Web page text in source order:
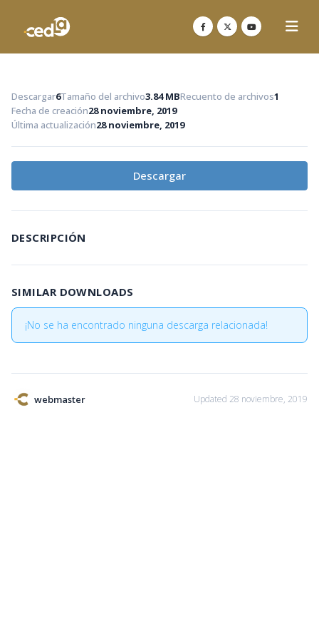
Descargar6Tamaño del archivo3.84 MBRecuento de archivos1
Fecha de creación28 noviembre, 2019
Última actualización28 noviembre, 2019
Descargar
DESCRIPCIÓN
SIMILAR DOWNLOADS
¡No se ha encontrado ninguna descarga relacionada!
webmaster Updated 28 noviembre, 2019